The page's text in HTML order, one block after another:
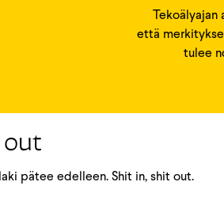
Tekoälyajan
että
tulee
out
pätee edelleen. Shit in, shit out.